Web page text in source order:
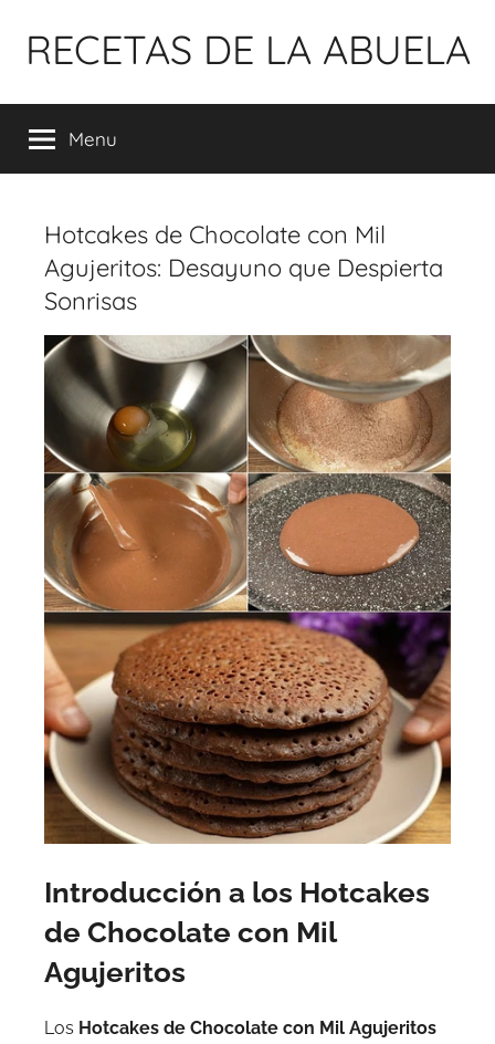
para
conteúdo
RECETAS DE LA ABUELA
Menu
Hotcakes de Chocolate con Mil
Agujeritos: Desayuno que Despierta
Sonrisas
Introducción a los Hotcakes
de Chocolate con Mil
Agujeritos
Los Hotcakes de Chocolate con Mil Agujeritos